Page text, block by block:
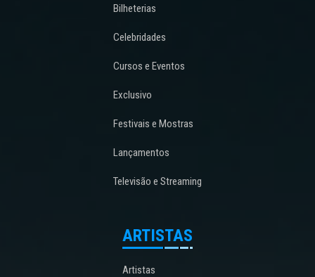
Bilheterias
Celebridades
Cursos e Eventos
Exclusivo
Festivais e Mostras
Lançamentos
Televisão e Streaming
ARTISTAS
Artistas